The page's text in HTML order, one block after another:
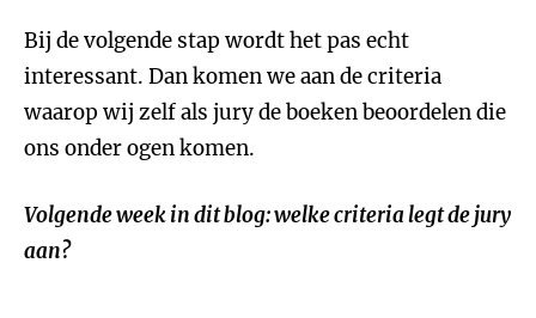
Bij de volgende stap wordt het pas echt
interessant. Dan komen we aan de criteria
waarop wij zelf als jury de boeken beoordelen die
ons onder ogen komen.
Volgende week in dit blog: welke criteria legt de jury
aan?